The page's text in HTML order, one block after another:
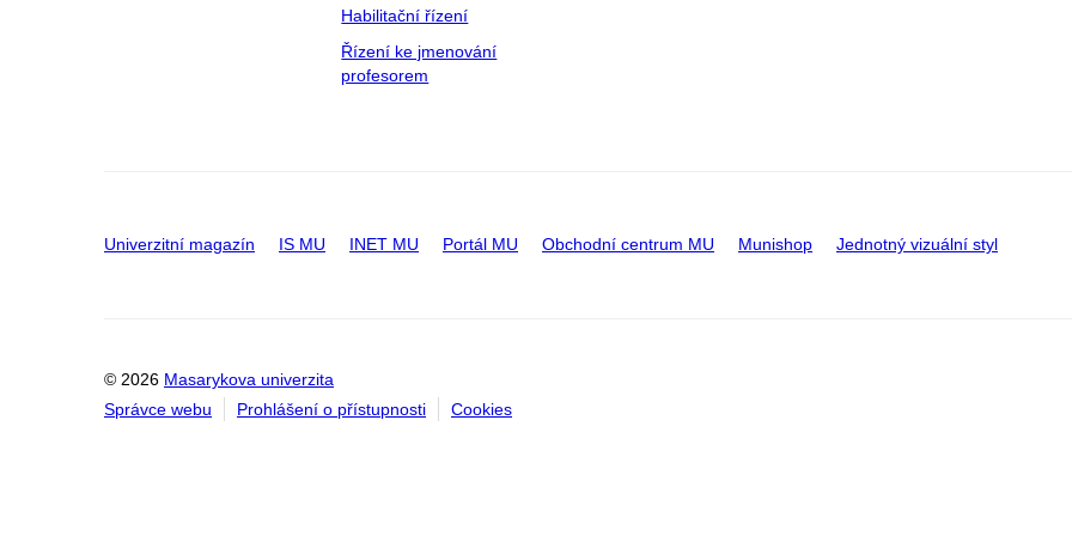
Habilitační řízení
Řízení ke jmenování
profesorem
Univerzitní magazín IS MU INET MU Portál MU Obchodní centrum MU Munishop Jednotný vizuální styl
© 2026 Masarykova univerzita
Správce webu
Prohlášení o přístupnosti Cookies